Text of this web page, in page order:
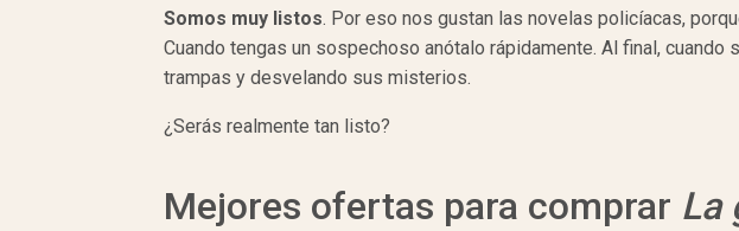
Somos muy listos. Por eso nos gustan las novelas policíacas,
Cuando tengas un sospechoso anótalo rápidamente. Al final,
trampas y desvelando sus misterios.
¿Serás realmente tan listo?
Mejores ofertas para comprar La